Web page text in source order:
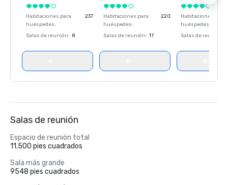
Habitaciones para
huéspedes:
237
Salas de reunión: 8
Habitaciones para
huéspedes:
220
Salas de reunión: 17
Habitaciones para
huéspedes
Salas de reunión
Salas de reunión
Espacio de reunión total
11.500 pies cuadrados
Sala más grande
9548 pies cuadrados